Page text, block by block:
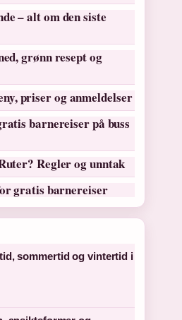
– alt om den siste
grønn resept og
priser og anmeldelser
barnereiser på buss
Regler og unntak
gratis barnereiser
sommertid og vintertid i